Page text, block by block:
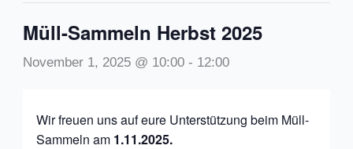
Müll-Sammeln Herbst 2025
November 1, 2025 @ 10:00 - 12:00
Wir freuen uns auf eure Unterstützung beim Müll-
Sammeln am 1.11.2025.